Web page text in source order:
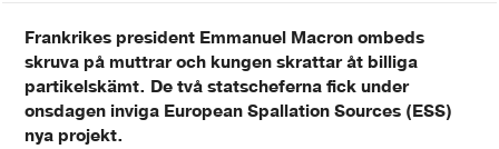
Frankrikes president Emmanuel Macron ombeds
skruva på muttrar och kungen skrattar åt billiga
partikelskämt. De två statscheferna fick under
onsdagen inviga European Spallation Sources (ESS)
nya projekt.